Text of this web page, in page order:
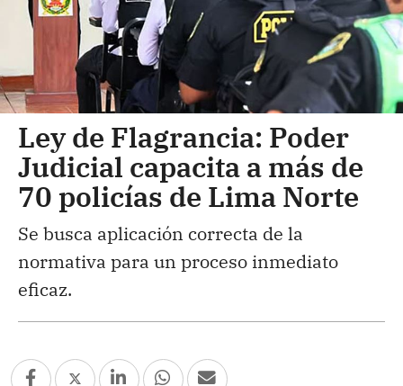
Ley de Flagrancia: Poder
Judicial capacita a más de
70 policías de Lima Norte
Se busca aplicación correcta de la
normativa para un proceso inmediato
eficaz.